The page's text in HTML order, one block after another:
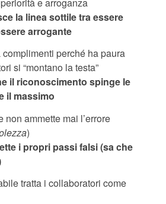
la linea sottile tra essere
arrogante
perché ha paura
si “montano la testa”
il riconoscimento spinge le
il massimo
non ammette mai l’errore
)
i propri passi falsi (sa che
tratta i collaboratori come